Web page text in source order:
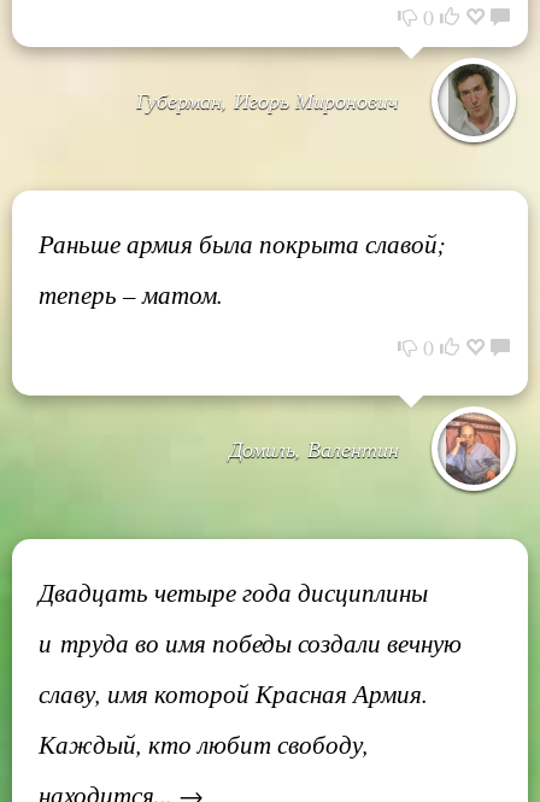
0
Губерман, Игорь Миронович
Раньше армия была покрыта славой;
теперь – матом.
0
Домиль, Валентин
Двадцать четыре года дисциплины
и труда во имя победы создали вечную
славу, имя которой Красная Армия.
Каждый, кто любит свободу,
находится... →